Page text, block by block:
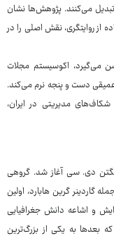
می‌کنند. پژوهش‌ها نشان
روایتگری، نقش اصلی را در
می‌گیرد، اکوسیستم مجلات
دست و پنجه نرم می‌کند.
مدیریتی در ایران،
در ۱۳ ژانویه ۱۸۸۸ در واشینگتن دی. سی آغاز شد. گروهی
جمله گاردینر گرین هابارد، اولین
و اشاعه دانش جغرافیایی
بعدها به یکی از بزرگ‌ترین